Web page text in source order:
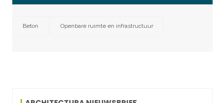
Beton Openbare ruimte en infrastructuur